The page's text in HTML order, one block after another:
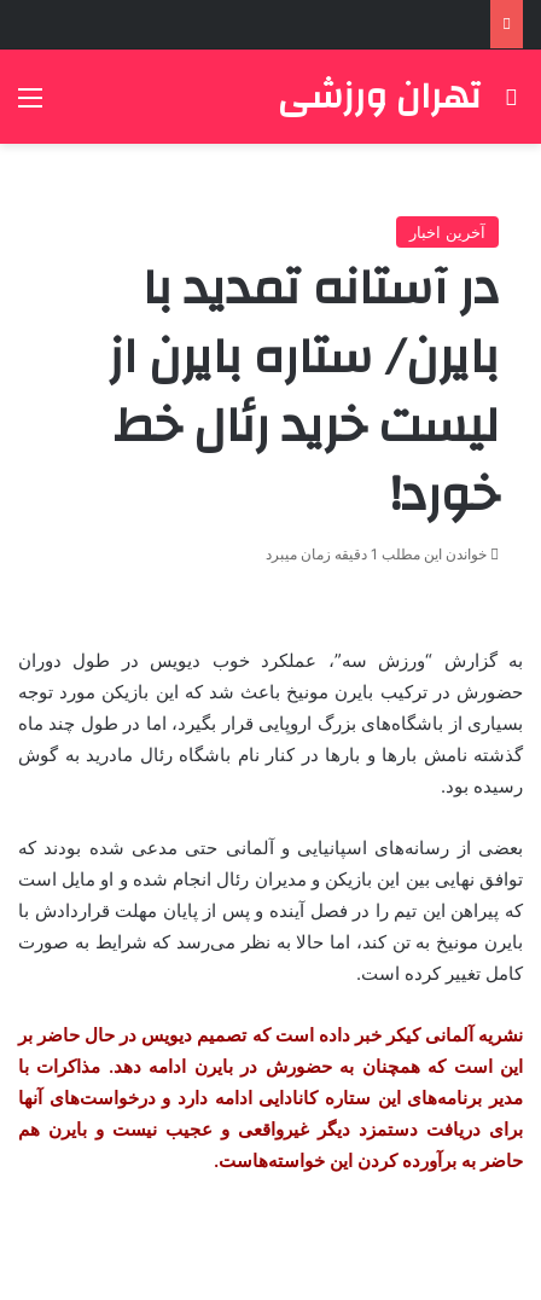
تهران ورزشی
جستجو برای
آخرین اخبار
در آستانه تمدید با
بایرن/ ستاره بایرن از
لیست خرید رئال خط
خورد!
خواندن این مطلب 1 دقیقه زمان میبرد
به گزارش “ورزش سه”، عملکرد خوب دیویس در طول دوران
حضورش در ترکیب بایرن مونیخ باعث شد که این بازیکن مورد توجه
بسیاری از باشگاه‌های بزرگ اروپایی قرار بگیرد، اما در طول چند ماه
گذشته نامش بارها و بارها در کنار نام باشگاه رئال مادرید به گوش
رسیده بود.
بعضی از رسانه‌های اسپانیایی و آلمانی حتی مدعی شده بودند که
توافق نهایی بین این بازیکن و مدیران رئال انجام شده و او مایل است
که پیراهن این تیم را در فصل آینده و پس از پایان مهلت قراردادش با
بایرن مونیخ به تن کند، اما حالا به نظر می‌رسد که شرایط به صورت
کامل تغییر کرده است.
نشریه آلمانی کیکر خبر داده است که تصمیم دیویس در حال حاضر بر
این است که همچنان به حضورش در بایرن ادامه دهد. مذاکرات با
مدیر برنامه‌های این ستاره کانادایی ادامه دارد و درخواست‌های آنها
برای دریافت دستمزد دیگر غیرواقعی و عجیب نیست و بایرن هم
حاضر به برآورده کردن این خواسته‌هاست.